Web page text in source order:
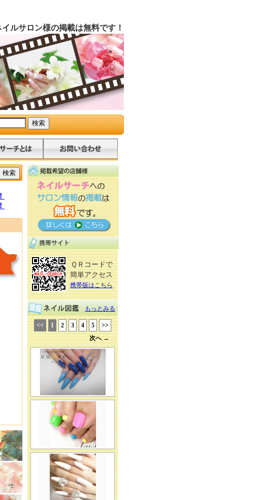
ルサロン様の掲載は無料です！
ＱＲコードで
簡単アクセス
携帯版はこちら
もっとみる
<< 1 2 3 4 5
>>
次へ →